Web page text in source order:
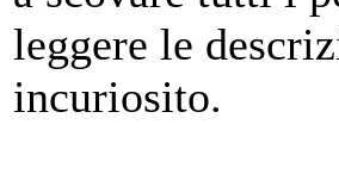
leggere le
incuriosito.